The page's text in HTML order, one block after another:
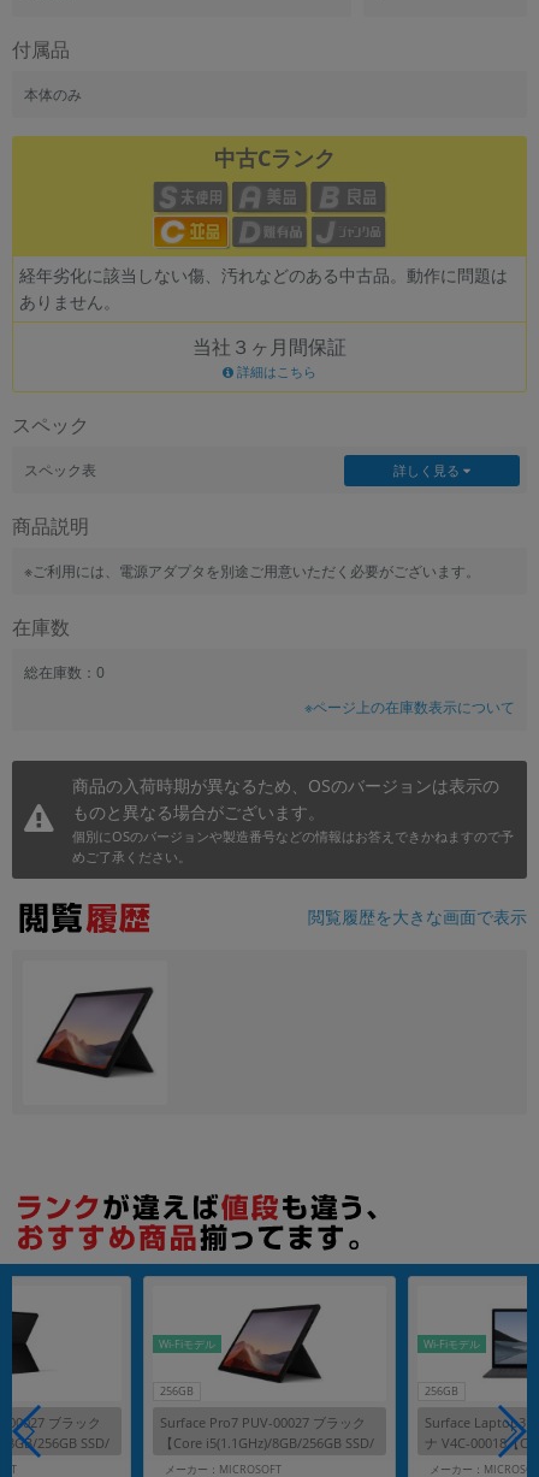
付属品
本体のみ
中古Cランク
経年劣化に該当しない傷、汚れなどのある中古品。動作に問題は
ありません。
当社３ヶ月間保証
詳細はこちら
スペック
スペック表 詳しく見る
商品説明
※ご利用には、電源アダプタを別途ご用意いただく必要がございます。
在庫数
総在庫数：0
※ページ上の在庫数表示について
商品の入荷時期が異なるため、OSのバージョンは表示の
ものと異なる場合がございます。
個別にOSのバージョンや製造番号などの情報はお答えできかねますので予
めご了承ください。
閲覧履歴を大きな画面で表示
00027 ブラック
8GB/256GB SSD/
256GB
Wi-Fiモデル
Surface Pro7 PUV-00027 ブラック
【Core i5(1.1GHz)/8GB/256GB SSD/
Win11Home】
メーカー：MICROSOFT
256GB
Wi-Fiモデル
Surface Laptop3
ナ V4C-00018【
B/256GB SSD/
メーカー：
ドライブ
「新品」「未使用」「中古」など
CPUの絞り込み
OS
発売日
年
月 まで
ただし機能別のみ「and検索」となります。